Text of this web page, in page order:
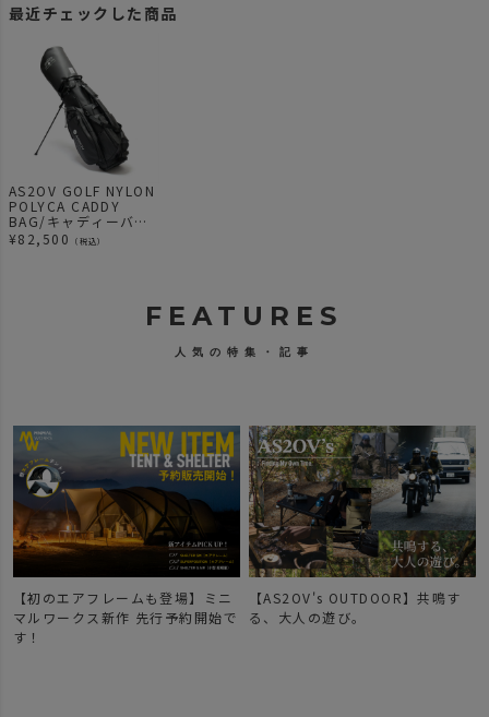
最近チェックした商品
AS2OV GOLF NYLON
POLYCA CADDY
BAG/キャディーバッ
グ
¥82,500 （税込）
FEATURES
人気の特集・記事
【AS2OV's OUTDOOR】共鳴す
る、大人の遊び。
【新作登場】人気のDOBBYシリ
ーズのご紹介。